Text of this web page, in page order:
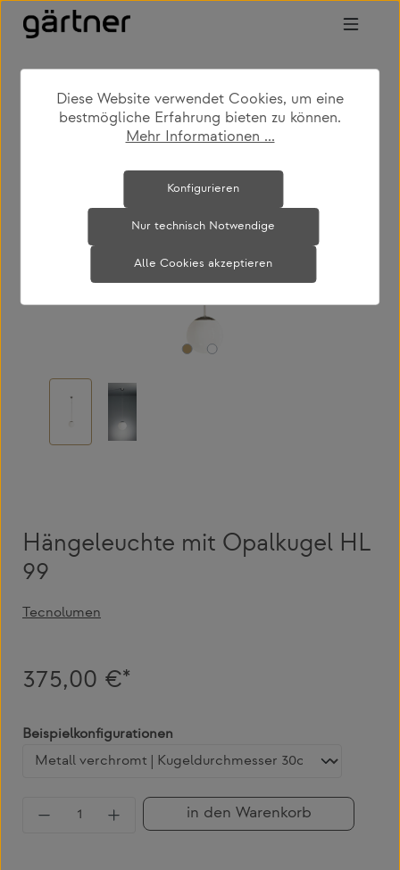
Zum Hauptinhalt springen
shop produkte leuchten hängeleuchten
Bildergalerie überspringen
Hängeleuchte mit Opalkugel HL
99
Tecnolumen
375,00 €*
Beispielkonfigurationen
Produkt Anzahl: Gib den gewünschten
in den Warenkorb
Diese Website verwendet Cookies, um eine
bestmögliche Erfahrung bieten zu können.
Mehr Informationen ...
Nur technisch Notwendige
Konfigurieren
Alle Cookies akzeptieren